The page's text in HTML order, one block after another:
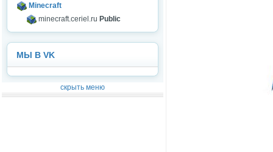
Minecraft
minecraft.ceriel.ru Public
МЫ В VK
скрыть меню